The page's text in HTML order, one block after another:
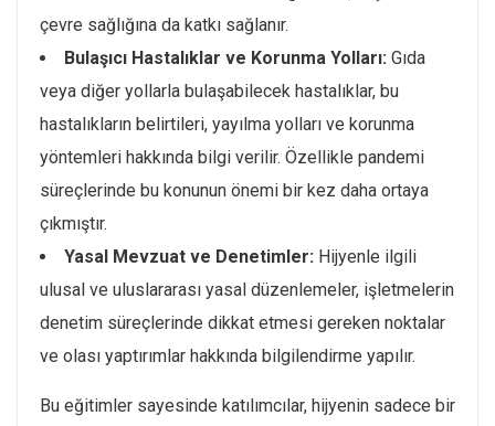
çevre sağlığına da katkı sağlanır.
Bulaşıcı Hastalıklar ve Korunma Yolları: Gıda
veya diğer yollarla bulaşabilecek hastalıklar, bu
hastalıkların belirtileri, yayılma yolları ve korunma
yöntemleri hakkında bilgi verilir. Özellikle pandemi
süreçlerinde bu konunun önemi bir kez daha ortaya
çıkmıştır.
Yasal Mevzuat ve Denetimler: Hijyenle ilgili
ulusal ve uluslararası yasal düzenlemeler, işletmelerin
denetim süreçlerinde dikkat etmesi gereken noktalar
ve olası yaptırımlar hakkında bilgilendirme yapılır.
Bu eğitimler sayesinde katılımcılar, hijyenin sadece bir